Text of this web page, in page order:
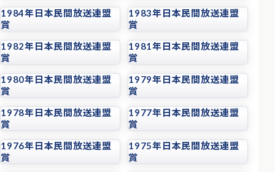
1984年日本民間放送連盟
賞
1983年日本民間放送連盟
賞
1982年日本民間放送連盟
賞
1981年日本民間放送連盟
賞
1980年日本民間放送連盟
賞
1979年日本民間放送連盟
賞
1978年日本民間放送連盟
賞
1977年日本民間放送連盟
賞
1976年日本民間放送連盟
賞
1975年日本民間放送連盟
賞